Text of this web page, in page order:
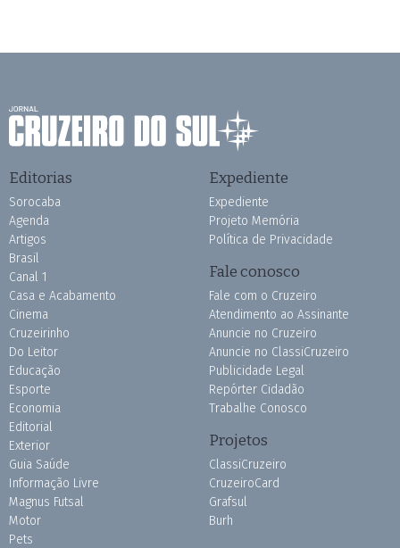
Editorias
Sorocaba
Agenda
Artigos
Brasil
Canal 1
Casa e Acabamento
Cinema
Cruzeirinho
Do Leitor
Educação
Esporte
Economia
Editorial
Exterior
Guia Saúde
Informação Livre
Magnus Futsal
Motor
Pets
Expediente
Expediente
Projeto Memória
Política de Privacidade
Fale conosco
Fale com o Cruzeiro
Atendimento ao Assinante
Anuncie no Cruzeiro
Anuncie no ClassiCruzeiro
Publicidade Legal
Repórter Cidadão
Trabalhe Conosco
Projetos
ClassiCruzeiro
CruzeiroCard
Grafsul
Burh